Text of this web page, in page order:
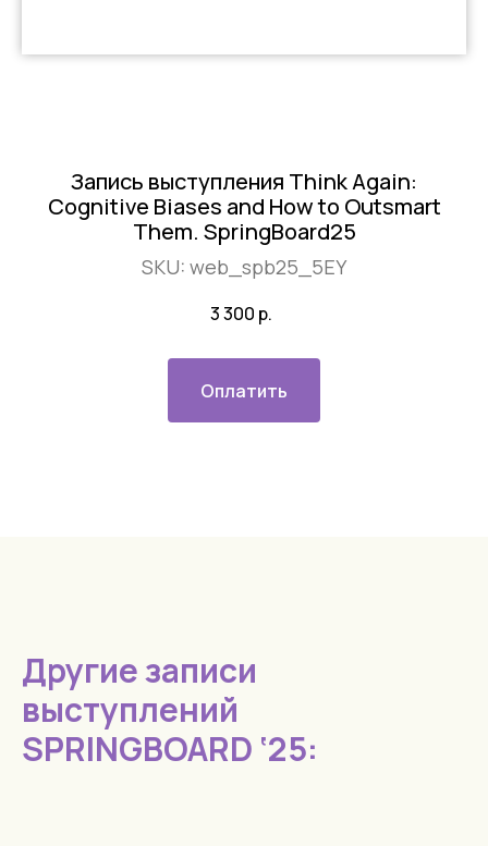
Запись выступления Think Again:
Cognitive Biases and How to Outsmart
Them. SpringBoard25
SKU: web_spb25_5EY
3 300 р.
Оплатить
Другие записи
выступлений
SPRINGBOARD ‘25: